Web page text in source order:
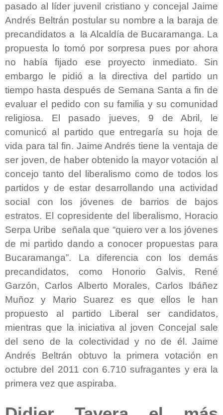
pasado al líder juvenil cristiano y concejal Jaime
Andrés Beltrán postular su nombre a la baraja de
precandidatos a la Alcaldía de Bucaramanga. La
propuesta lo tomó por sorpresa pues por ahora
no había fijado ese proyecto inmediato. Sin
embargo le pidió a la directiva del partido un
tiempo hasta después de Semana Santa a fin de
evaluar el pedido con su familia y su comunidad
religiosa. El pasado jueves, 9 de Abril, le
comunicó al partido que entregaría su hoja de
vida para tal fin. Jaime Andrés tiene la ventaja de
ser joven, de haber obtenido la mayor votación al
concejo tanto del liberalismo como de todos los
partidos y de estar desarrollando una actividad
social con los jóvenes de barrios de bajos
estratos. El copresidente del liberalismo, Horacio
Serpa Uribe señala que “quiero ver a los jóvenes
de mi partido dando a conocer propuestas para
Bucaramanga”. La diferencia con los demás
precandidatos, como Honorio Galvis, René
Garzón, Carlos Alberto Morales, Carlos Ibáñez
Muñoz y Mario Suarez es que ellos le han
propuesto al partido Liberal ser candidatos,
mientras que la iniciativa al joven Concejal sale
del seno de la colectividad y no de él. Jaime
Andrés Beltrán obtuvo la primera votación en
octubre del 2011 con 6.710 sufragantes y era la
primera vez que aspiraba.